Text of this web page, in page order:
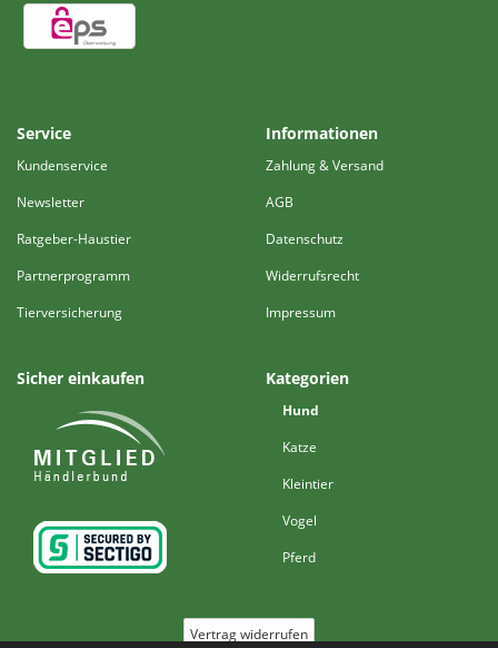
Service
Kundenservice
Newsletter
Ratgeber-Haustier
Partnerprogramm
Tierversicherung
Informationen
Zahlung & Versand
AGB
Datenschutz
Widerrufsrecht
Impressum
Sicher einkaufen Kategorien
Hund
Katze
Kleintier
Vogel
Pferd
Vertrag widerrufen